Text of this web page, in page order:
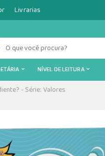
Livrarias
NÍVEL DE LEITURA
- Série: Valores